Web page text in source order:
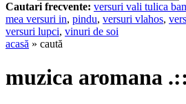
Cautari frecvente: versuri vali tulica
mea versuri in, pindu, versuri vlahos,
versuri lupci, vinuri de soi
acasă » caută
muzica aromana